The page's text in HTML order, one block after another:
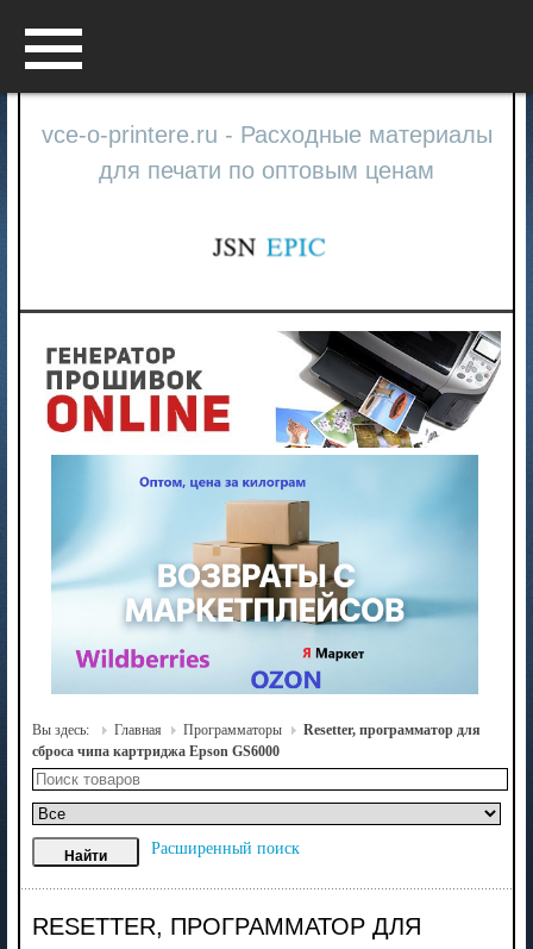
vce-o-printere.ru - Расходные материалы
для печати по оптовым ценам
Вы здесь: Главная Программаторы
Resetter, программатор для
сброса чипа картриджа Epson GS6000
Расширенный поиск
RESETTER, ПРОГРАММАТОР ДЛЯ